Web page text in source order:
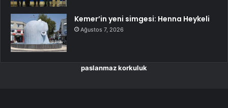
Kemer’in yeni simgesi: Henna Heykeli
Ağustos 7, 2026
paslanmaz korkuluk